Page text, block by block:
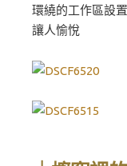
環繞的工作區設
讓人愉悅